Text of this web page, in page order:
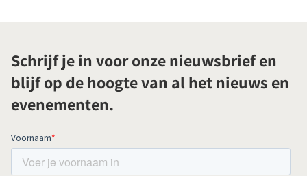
Schrijf je in voor onze nieuwsbrief en
blijf op de hoogte van al het nieuws en
evenementen.